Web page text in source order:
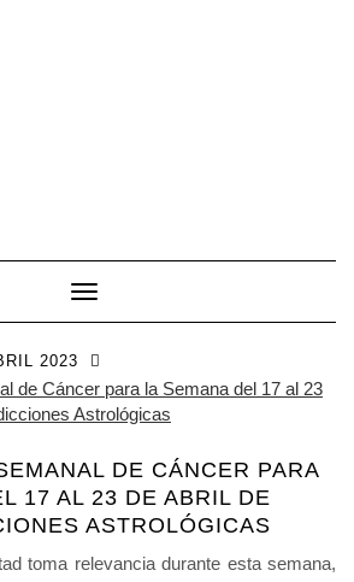
Toggle Navigation
2023
DE CÁNCER PARA
17 AL 23 DE ABRIL DE
ASTROLÓGICAS
toma relevancia durante esta semana,